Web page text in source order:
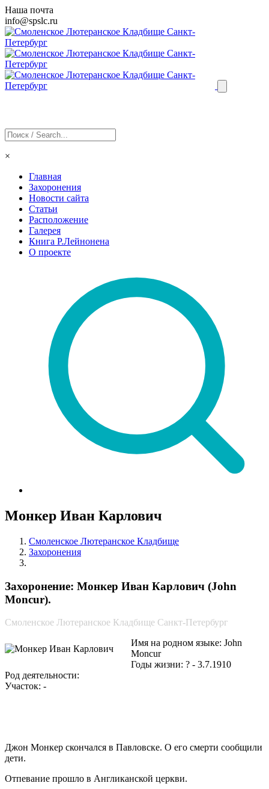
Наша почта
info@spslc.ru
×
Главная
Захоронения
Новости сайта
Статьи
Расположение
Галерея
Книга Р.Лейнонена
О проекте
Монкер Иван Карлович
Смоленское Лютеранское Кладбище
Захоронения
Захоронение: Монкер Иван Карлович (John
Moncur).
Смоленское Лютеранское Кладбище Санкт-Петербург
Имя на родном языке: John
Moncur
Годы жизни: ? - 3.7.1910
Род деятельности:
Участок: -
Джон Монкер скончался в Павловске. О его смерти сообщили
дети.
Отпевание прошло в Англиканской церкви.